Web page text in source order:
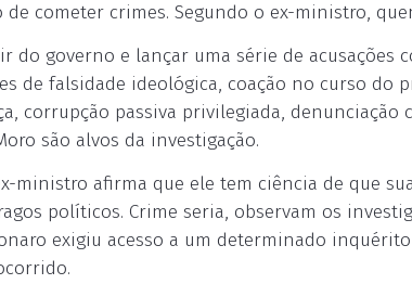
de cometer crimes. Segundo o ex-ministro,
do governo e lançar uma série de acusações
de falsidade ideológica, coação no curso do
corrupção passiva privilegiada,
são alvos da investigação.
ministro afirma que ele tem ciência de que
políticos. Crime seria, observam os
exigiu acesso a um determinado